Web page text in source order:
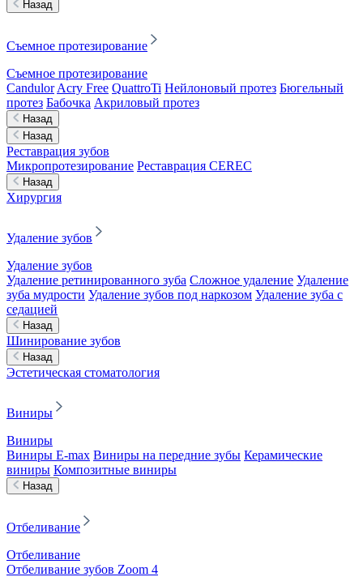
Назад
Съемное протезирование
Съемное протезирование
Candulor Acry Free QuattroTi Нейлоновый протез Бюгельный
протез Бабочка Акриловый протез
Назад
Назад
Реставрация зубов
Микропротезирование Реставрация CEREC
Назад
Хирургия
Удаление зубов
Удаление зубов
Удаление ретинированного зуба Сложное удаление Удаление
зуба мудрости Удаление зубов под наркозом Удаление зуба с
седацией
Назад
Шинирование зубов
Назад
Эстетическая стоматология
Виниры
Виниры
Виниры E-max Виниры на передние зубы Керамические
виниры Композитные виниры
Назад
Отбеливание
Отбеливание
Отбеливание зубов Zoom 4